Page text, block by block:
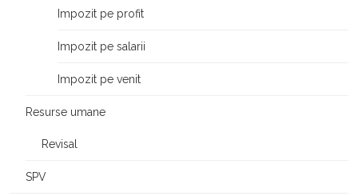
Impozit pe profit
Impozit pe salarii
Impozit pe venit
Resurse umane
Revisal
SPV